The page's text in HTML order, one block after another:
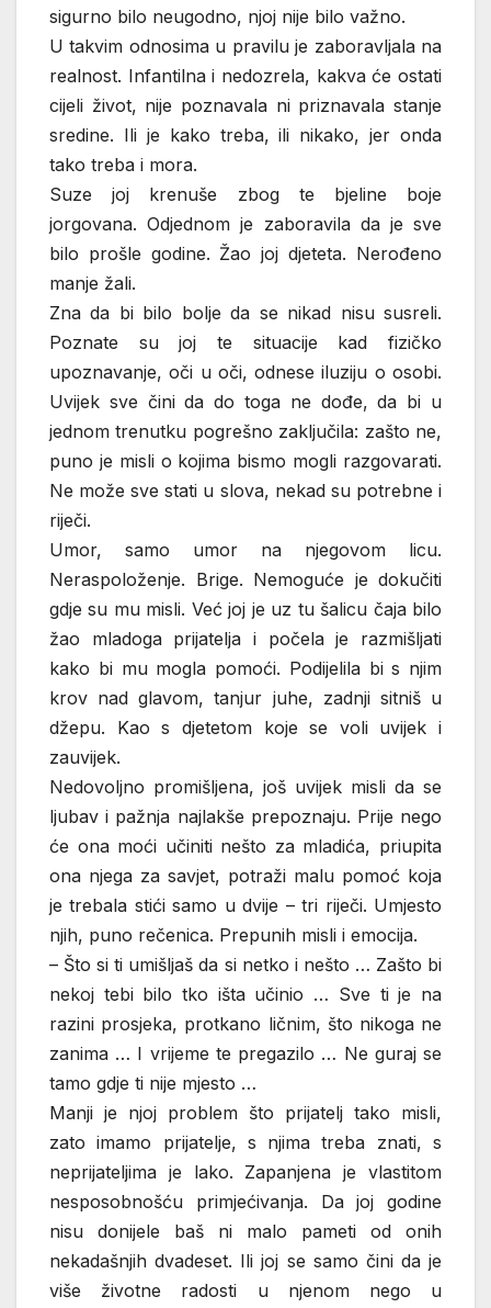
sigurno bilo neugodno, njoj nije bilo važno.
U takvim odnosima u pravilu je zaboravljala na
realnost. Infantilna i nedozrela, kakva će ostati
cijeli život, nije poznavala ni priznavala stanje
sredine. Ili je kako treba, ili nikako, jer onda
tako treba i mora.
Suze joj krenuše zbog te bjeline boje
jorgovana. Odjednom je zaboravila da je sve
bilo prošle godine. Žao joj djeteta. Nerođeno
manje žali.
Zna da bi bilo bolje da se nikad nisu susreli.
Poznate su joj te situacije kad fizičko
upoznavanje, oči u oči, odnese iluziju o osobi.
Uvijek sve čini da do toga ne dođe, da bi u
jednom trenutku pogrešno zaključila: zašto ne,
puno je misli o kojima bismo mogli razgovarati.
Ne može sve stati u slova, nekad su potrebne i
riječi.
Umor, samo umor na njegovom licu.
Neraspoloženje. Brige. Nemoguće je dokučiti
gdje su mu misli. Već joj je uz tu šalicu čaja bilo
žao mladoga prijatelja i počela je razmišljati
kako bi mu mogla pomoći. Podijelila bi s njim
krov nad glavom, tanjur juhe, zadnji sitniš u
džepu. Kao s djetetom koje se voli uvijek i
zauvijek.
Nedovoljno promišljena, još uvijek misli da se
ljubav i pažnja najlakše prepoznaju. Prije nego
će ona moći učiniti nešto za mladića, priupita
ona njega za savjet, potraži malu pomoć koja
je trebala stići samo u dvije – tri riječi. Umjesto
njih, puno rečenica. Prepunih misli i emocija.
– Što si ti umišljaš da si netko i nešto … Zašto bi
nekoj tebi bilo tko išta učinio … Sve ti je na
razini prosjeka, protkano ličnim, što nikoga ne
zanima … I vrijeme te pregazilo … Ne guraj se
tamo gdje ti nije mjesto …
Manji je njoj problem što prijatelj tako misli,
zato imamo prijatelje, s njima treba znati, s
neprijateljima je lako. Zapanjena je vlastitom
nesposobnošću primjećivanja. Da joj godine
nisu donijele baš ni malo pameti od onih
nekadašnjih dvadeset. Ili joj se samo čini da je
više životne radosti u njenom nego u